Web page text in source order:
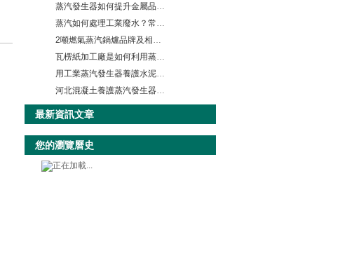
蒸汽發生器如何提升金屬品質，降低電鍍成本？大型電鍍廠都這樣做
蒸汽如何處理工業廢水？常用工業廢水處理方法有哪些？行業經驗分享
2噸燃氣蒸汽鍋爐品牌及相關資料
瓦楞紙加工廠是如何利用蒸汽發生器進行流水作業的呢？
用工業蒸汽發生器養護水泥涵管，看老板的表情，就知道效果有多好了
河北混凝土養護蒸汽發生器如何提高混凝土養護速度和硬度？
最新資訊文章
您的瀏覽曆史